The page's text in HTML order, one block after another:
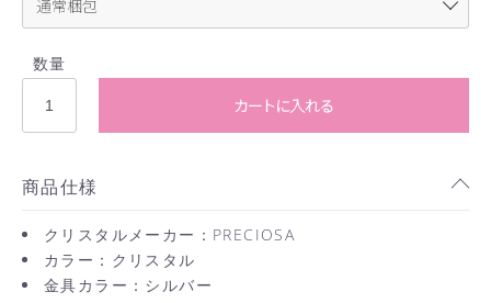
数量
カートに入れる
商品仕様
クリスタルメーカー：PRECIOSA
カラー：クリスタル
金具カラー：シルバー